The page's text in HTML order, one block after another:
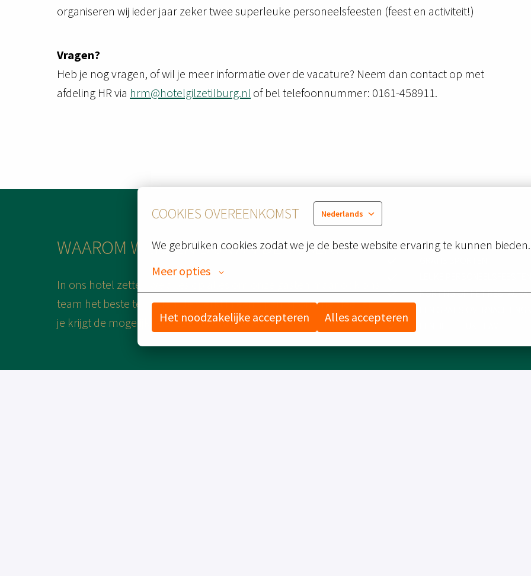
COOKIES OVEREENKOMST Nederlands
We gebruiken cookies zodat we je de beste website ervaring te kunnen bieden.
Meer opties
Het noodzakelijke accepteren Alles accepteren
organiseren wij ieder jaar zeker twee superleuke personeelsfeesten (feest en activiteit!)
Vragen?
Heb je nog vragen, of wil je meer informatie over de vacature? Neem dan contact op met
afdeling HR via hrm@hotelgilzetilburg.nl of bel telefoonnummer: 0161-458911.
WAAROM WERKEN BIJ VAN DER VALK?
In ons hotel zetten we alles op alles om onze gasten maar ook ons
team het beste te bieden. Je werkt in een open, spontane sfeer en
je krijgt de mogelijkheid jezelf te ontplooien.
KORTING OP
KORTING OP HET